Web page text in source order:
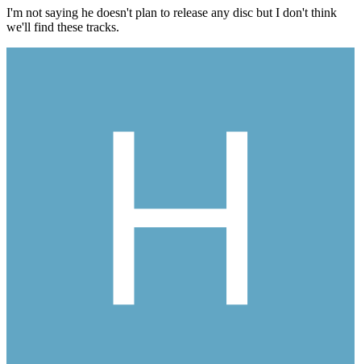
I'm not saying he doesn't plan to release any disc but I don't think
we'll find these tracks.